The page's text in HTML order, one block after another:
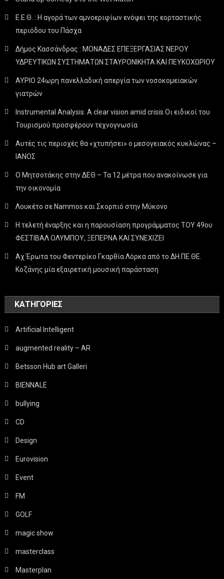
Ε.Ε.Θ. : Η αγορά των αμνοεριφίων ενόψει της εορταστικής
περιόδου του Πάσχα
Δήμος Κασσάνδρας : ΜΟΝΑΔΕΣ ΕΠΕΞΕΡΓΑΣΙΑΣ ΝΕΡΟΥ
ΥΔΡΕΥΤΙΚΩΝ ΣΥΣΤΗΜΑΤΩΝ ΣΤΑΥΡΟΝΙΚΗΤΑ ΚΑΙ ΠΕΥΚΟΧΩΡΙΟΥ
ΑΥΡΙΟ 24ωρη πανελλαδική απεργία των νοσοκομειακών
γιατρών
Instrumental Analysis: A clear vision amid crisis Οι ειδικοί του
Τουρισμού προσφέρουν τεχνογνωσία
Αυτές τις περιοχές θα «χτυπήσει» ο μεσογειακός κυκλώνας –
ΙΑΝΟΣ
Ο Μητσοτάκης στην ΔΕΘ – Τα 12 μέτρα που ανακοίνωσε για
την οικονομία
Λουκέτο σε Nammos και Σκορπιό στην Μύκονο
Η τελετή έναρξης και η παρουσίαση προγράμματος ΤΟΥ 49ου
ΦΕΣΤΙΒΑΛ ΟΛΥΜΠΟΥ, ΞΕΠΕΡΝΑ ΚΑΙ ΣΥΝΕΧΙΖΕΙ
Αχ Έρωτα του Φεντερίκο Γκαρθία Λόρκα από το ΔΗ.ΠΕ.ΘΕ.
Κοζάνης μία εξαιρετική μουσική παράσταση
KΑΤΗΓΟΡΊΕΣ
Artificial Intelligent
augmented reality – AR
Betsson Hub art Galleri
BIENNALE
bullying
CD
Design
Eurovision
Event
FM
GOLF
magic show
masterclass
Masterplan